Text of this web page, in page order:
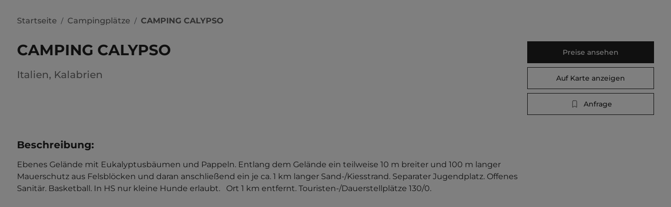
Startseite / Campingplätze / CAMPING CALYPSO
CAMPING CALYPSO
Italien, Kalabrien
Preise ansehen
Auf Karte anzeigen
Anfrage
Beschreibung:
Ebenes Gelände mit Eukalyptusbäumen und Pappeln. Entlang dem Gelände ein teilweise 10 m breiter und 100 m langer
Mauerschutz aus Felsblöcken und daran anschließend ein je ca. 1 km langer Sand-/Kiesstrand. Separater Jugendplatz. Offenes
Sanitär. Basketball. In HS nur kleine Hunde erlaubt.   Ort 1 km entfernt. Touristen-/Dauerstellplätze 130/0.